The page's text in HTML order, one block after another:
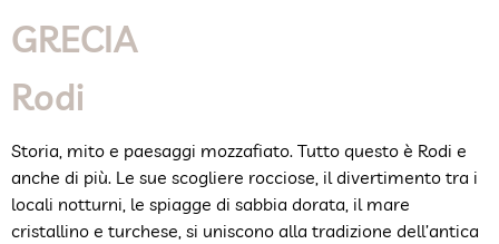
GRECIA
Rodi
Storia, mito e paesaggi mozzafiato. Tutto questo è Rodi e
anche di più. Le sue scogliere rocciose, il divertimento tra i
locali notturni, le spiagge di sabbia dorata, il mare
cristallino e turchese, si uniscono alla tradizione dell’antica